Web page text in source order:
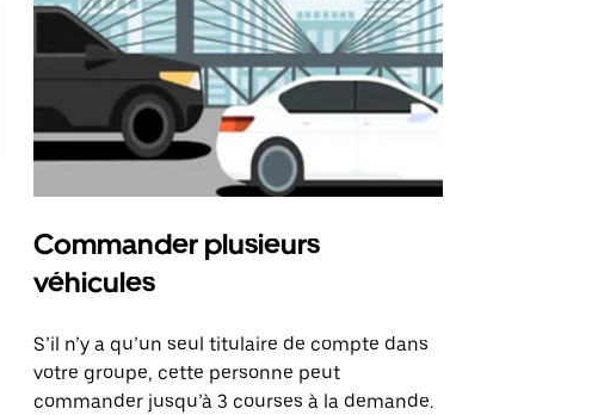
Commander plusieurs
véhicules
S’il n’y a qu’un seul titulaire de compte dans
votre groupe, cette personne peut
commander jusqu’à 3 courses à la demande.